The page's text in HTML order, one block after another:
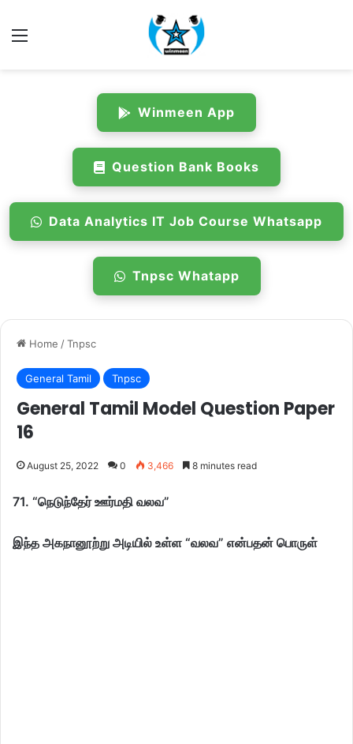
Menu
Winmeen App
Question Bank Books
Data Analytics IT Job Course Whatsapp
Tnpsc Whatapp
Home /Tnpsc
General Tamil Tnpsc
General Tamil Model Question Paper
16
August 25, 2022 0 3,466 8 minutes read
71. “நெடுந்தேர் ஊர்மதி வலவ”
இந்த அகநானூற்று அடியில் உள்ள “வலவ” என்பதன் பொருள்